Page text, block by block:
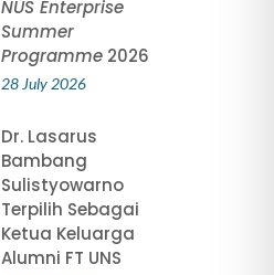
NUS Enterprise
Summer
Programme2026
28 July 2026
Dr. Lasarus
Bambang
Sulistyowarno
Terpilih Sebagai
Ketua Keluarga
Alumni FT UNS